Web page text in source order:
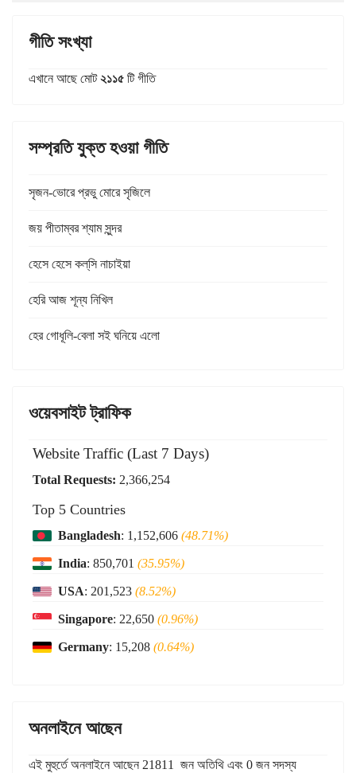
গীতি সংখ্যা
এখানে আছে মোট২১১৫ টি গীতি
সম্প্রতি যুক্ত হওয়া গীতি
সৃজন-ভোরে প্রভু মোরে সৃজিলে
জয় পীতাম্বর শ্যাম সুন্দর
হেসে হেসে কল্‌সি নাচাইয়া
হেরি আজ শূন্য নিখিল
হের গোধূলি-বেলা সই ঘনিয়ে এলো
ওয়েবসাইট ট্রাফিক
Website Traffic (Last 7 Days)
Total Requests: 2,366,254
Top 5 Countries
Bangladesh: 1,152,606 (48.71%)
India: 850,701 (35.95%)
USA: 201,523 (8.52%)
Singapore: 22,650 (0.96%)
Germany: 15,208 (0.64%)
অনলাইনে আছেন
এই মুহুর্তে অনলাইনে আছেন 21811 জন অতিথি এবং 0 জন সদস্য